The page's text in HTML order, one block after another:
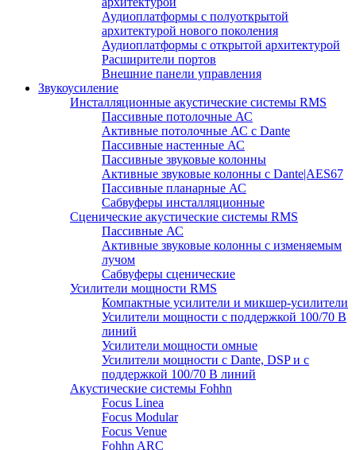
Аудиоплатформы с полуоткрытой
архитектурой нового поколения
Аудиоплатформы с открытой архитектурой
Расширители портов
Внешние панели управления
Звукоусиление
Инсталляционные акустические системы RMS
Пассивные потолочные АС
Активные потолочные АС с Dante
Пассивные настенные АС
Пассивные звуковые колонны
Активные звуковые колонны с Dante|AES67
Пассивные планарные АС
Сабвуферы инсталляционные
Сценические акустические системы RMS
Пассивные АС
Активные звуковые колонны с изменяемым
лучом
Сабвуферы сценические
Усилители мощности RMS
Компактные усилители и микшер-усилители
Усилители мощности с поддержкой 100/70 В
линий
Усилители мощности омные
Усилители мощности с Dante, DSP и с
поддержкой 100/70 В линий
Акустические системы Fohhn
Focus Linea
Focus Modular
Focus Venue
Fohhn ARC